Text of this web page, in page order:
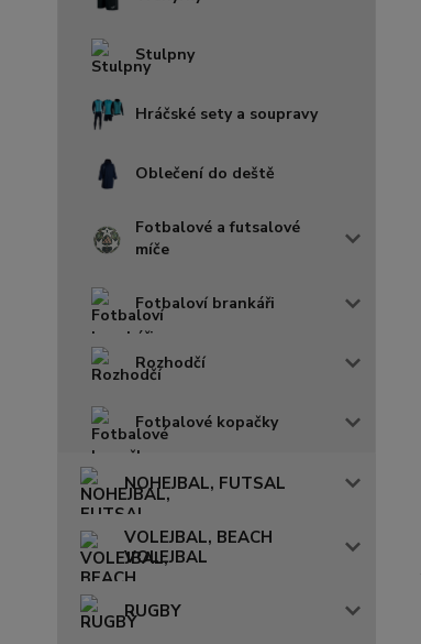
Stulpny
Hráčské sety a soupravy
Oblečení do deště
Fotbalové a futsalové
míče
Fotbaloví brankáři
Rozhodčí
Fotbalové kopačky
NOHEJBAL, FUTSAL
VOLEJBAL, BEACH
VOLEJBAL
RUGBY